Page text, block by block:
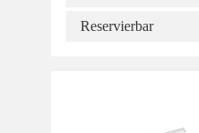
Reservierbar